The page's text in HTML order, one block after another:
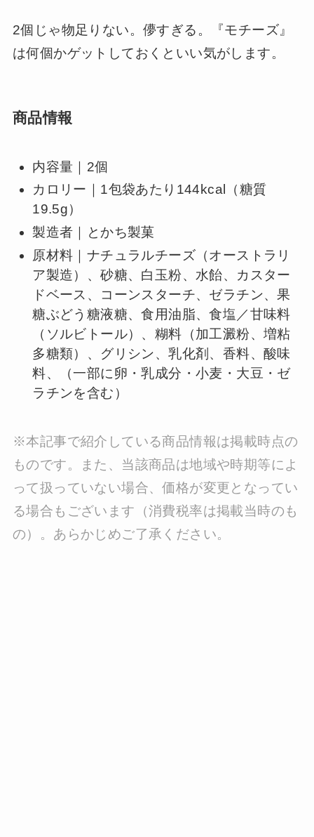
2個じゃ物足りない。儚すぎる。『モチーズ』
は何個かゲットしておくといい気がします。
商品情報
内容量｜2個
カロリー｜1包袋あたり144kcal（糖質
19.5g）
製造者｜とかち製菓
原材料｜ナチュラルチーズ（オーストラリ
ア製造）、砂糖、白玉粉、水飴、カスター
ドベース、コーンスターチ、ゼラチン、果
糖ぶどう糖液糖、食用油脂、食塩／甘味料
（ソルビトール）、糊料（加工澱粉、増粘
多糖類）、グリシン、乳化剤、香料、酸味
料、（一部に卵・乳成分・小麦・大豆・ゼ
ラチンを含む）
※本記事で紹介している商品情報は掲載時点の
ものです。また、当該商品は地域や時期等によ
って扱っていない場合、価格が変更となってい
る場合もございます（消費税率は掲載当時のも
の）。あらかじめご了承ください。